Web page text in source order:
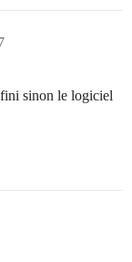
sinon le logiciel